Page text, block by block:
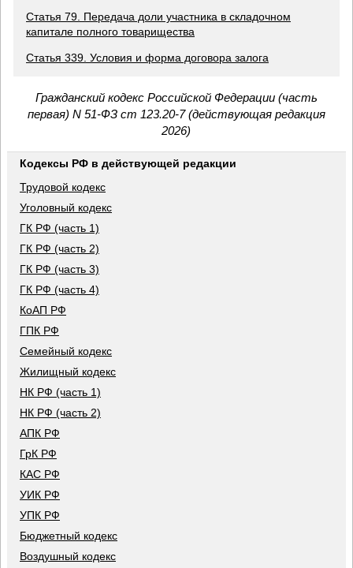
Статья 79. Передача доли участника в складочном
капитале полного товарищества
Статья 339. Условия и форма договора залога
Гражданский кодекс Российской Федерации (часть
первая) N 51-ФЗ ст 123.20-7 (действующая редакция
2026)
Кодексы РФ в действующей редакции
Трудовой кодекс
Уголовный кодекс
ГК РФ (часть 1)
ГК РФ (часть 2)
ГК РФ (часть 3)
ГК РФ (часть 4)
КоАП РФ
ГПК РФ
Семейный кодекс
Жилищный кодекс
НК РФ (часть 1)
НК РФ (часть 2)
АПК РФ
ГрК РФ
КАС РФ
УИК РФ
УПК РФ
Бюджетный кодекс
Воздушный кодекс